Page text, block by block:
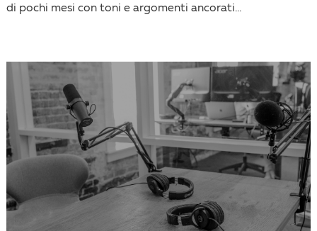
di pochi mesi con toni e argomenti ancorati...